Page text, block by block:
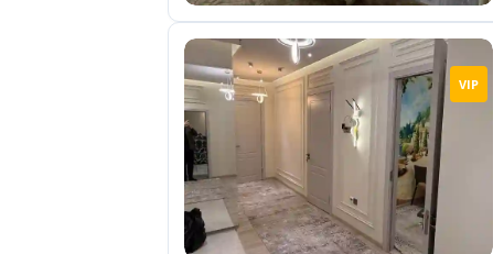
VIP